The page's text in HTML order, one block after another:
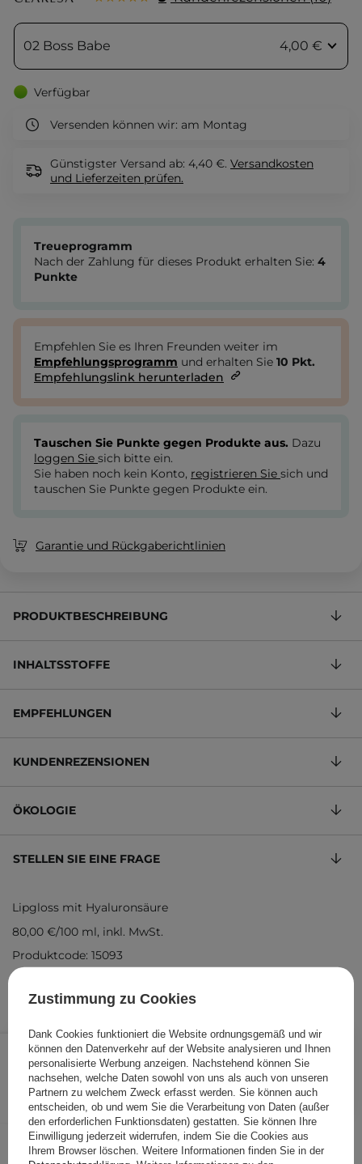
02 Boss Babe 4,00 €
Verfügbar
Versenden können wir: am Montag
Günstigster Versand ab: 4,40 €. Versandkosten
und Lieferzeiten prüfen.
4,00 € /Stk.
IN DEN WARENKORB
Treueprogramm
Nach der Zahlung für dieses Produkt erhalten Sie: 4
Punkte
Empfehlen Sie es Ihren Freunden weiter im
Empfehlungsprogramm und erhalten Sie 10 Pkt.
Empfehlungslink herunterladen
Tauschen Sie Punkte gegen Produkte aus. Dazu
loggen Sie sich bitte ein.
Sie haben noch kein Konto, registrieren Sie sich und
tauschen Sie Punkte gegen Produkte ein.
Garantie und Rückgaberichtlinien
PRODUKTBESCHREIBUNG
INHALTSSTOFFE
EMPFEHLUNGEN
KUNDENREZENSIONEN
ÖKOLOGIE
STELLEN SIE EINE FRAGE
Lipgloss mit Hyaluronsäure
80,00 €/100 ml, inkl. MwSt.
Produktcode: 15093
Folgende Produkte wurden von
anderen Kunden geprüft
Zustimmung zu Cookies
Dank Cookies funktioniert die Website ordnungsgemäß und wir
können den Datenverkehr auf der Website analysieren und Ihnen
personalisierte Werbung anzeigen. Nachstehend können Sie
nachsehen, welche Daten sowohl von uns als auch von unseren
Partnern zu welchem Zweck erfasst werden. Sie können auch
entscheiden, ob und wem Sie die Verarbeitung von Daten (außer
den erforderlichen Funktionsdaten) gestatten. Sie können Ihre
Einwilligung jederzeit widerrufen, indem Sie die Cookies aus
Ihrem Browser löschen. Weitere Informationen finden Sie in der